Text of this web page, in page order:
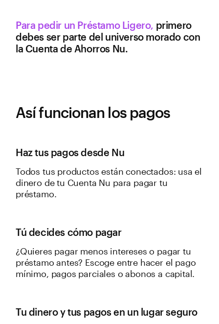
Para pedir un Préstamo Ligero, primero
debes ser parte del universo morado con
la Cuenta de Ahorros Nu.
Así funcionan los pagos
Haz tus pagos desde Nu
Todos tus productos están conectados: usa el
dinero de tu Cuenta Nu para pagar tu
préstamo.
Tú decides cómo pagar
¿Quieres pagar menos intereses o pagar tu
préstamo antes? Escoge entre hacer el pago
mínimo, pagos parciales o abonos a capital.
Tu dinero y tus pagos en un lugar seguro